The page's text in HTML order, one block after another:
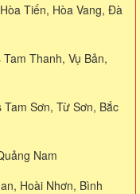
Tiến, Hòa Vang, Đà
Thanh, Vụ Bản,
Sơn, Từ Sơn, Bắc
Quảng Nam
Hoài Nhơn, Bình